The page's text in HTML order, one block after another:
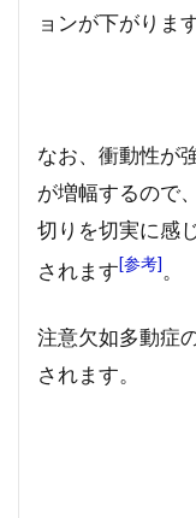
ョンが下がります
なお、衝動性が
が増幅するので
切りを切実に感
されます[参考]。
注意欠如多動症
されます。